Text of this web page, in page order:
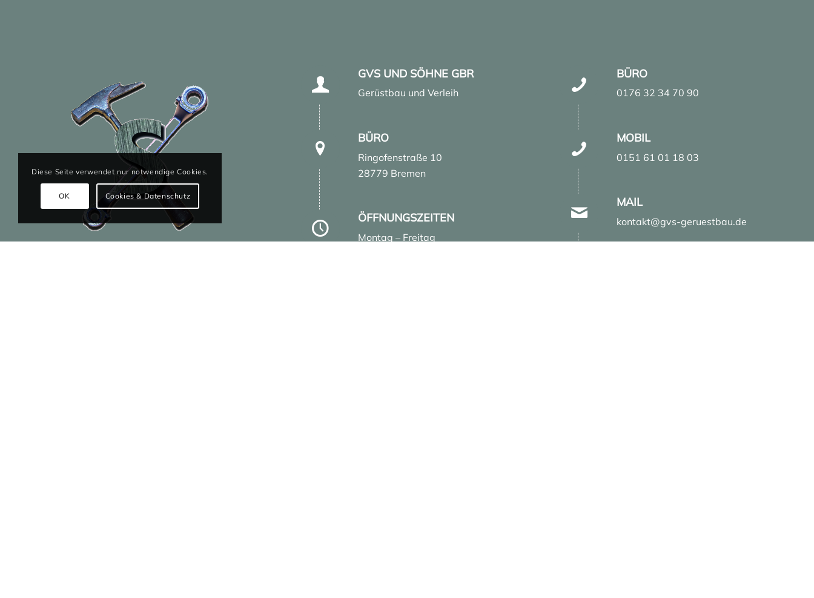
GVS UND SÖHNE GBR
Gerüstbau und Verleih
BÜRO
Ringofenstraße 10
28779 Bremen
ÖFFNUNGSZEITEN
Montag – Freitag
BÜRO
0176 32 34 70 90
MOBIL
0151 61 01 18 03
MAIL
kontakt@gvs-geruestbau.de
Diese Seite verwendet nur notwendige Cookies.
OK Cookies & Datenschutz